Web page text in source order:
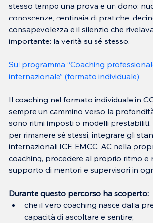
stesso tempo una prova e un dono:
conoscenze, centinaia di pratiche,
consapevolezza e il silenzio che
importante: la verità su sé stesso.
Sul programma “Coaching
internazionale” (formato individuale)
Il coaching nel formato individuale in
sempre un cammino verso la
sono ritmi imposti o modelli prestabiliti.
per rimanere sé stessi, integrare gli
internazionali ICF, EMCC, AC nella
coaching, procedere al proprio ritmo e
supporto di mentori e supervisori in
Durante questo percorso ha scoperto:
che il vero coaching nasce dalla
capacità di ascoltare e sentire;